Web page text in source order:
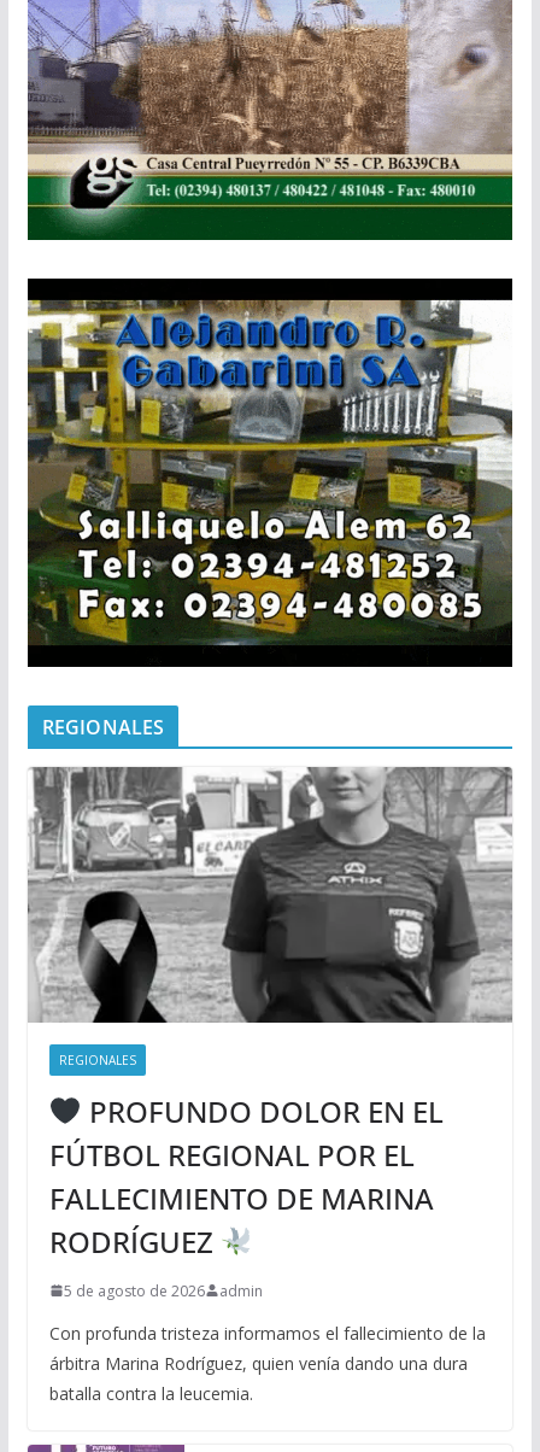
REGIONALES
REGIONALES
PROFUNDO DOLOR EN EL
FÚTBOL REGIONAL POR EL
FALLECIMIENTO DE MARINA
RODRÍGUEZ
5 de agosto de 2026 admin
Con profunda tristeza informamos el fallecimiento de la
árbitra Marina Rodríguez, quien venía dando una dura
batalla contra la leucemia.